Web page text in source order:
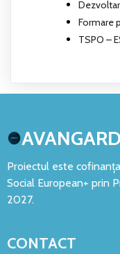
Formare
TSPO –
Proiectul este
Social European+ prin
2027.
CONTACT